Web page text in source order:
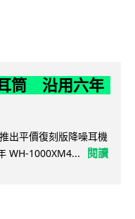
筒 沿用六年
出平價復刻版降噪耳機
WH-1000XM4...
閱讀